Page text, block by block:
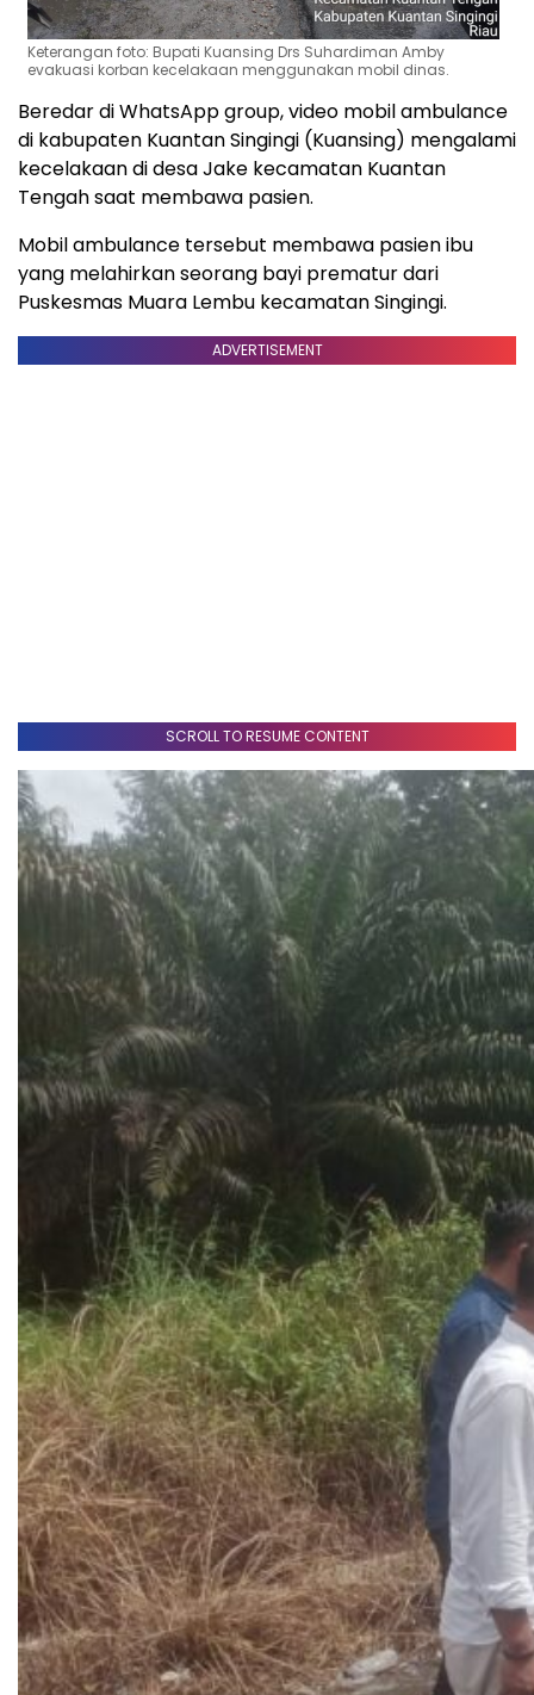
Keterangan foto: Bupati Kuansing Drs Suhardiman Amby
evakuasi korban kecelakaan menggunakan mobil dinas.
Beredar di WhatsApp group, video mobil ambulance
di kabupaten Kuantan Singingi (Kuansing) mengalami
kecelakaan di desa Jake kecamatan Kuantan
Tengah saat membawa pasien.
Mobil ambulance tersebut membawa pasien ibu
yang melahirkan seorang bayi prematur dari
Puskesmas Muara Lembu kecamatan Singingi.
ADVERTISEMENT
SCROLL TO RESUME CONTENT